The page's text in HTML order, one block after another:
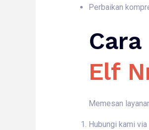
Perbaikan
Elf
Memesan
Hubungi kami